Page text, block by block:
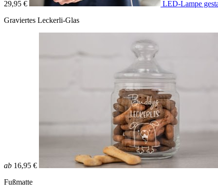
29,95 €
LED-Lampe
Graviertes Leckerli-Glas
ab 16,95 €
Fußmatte